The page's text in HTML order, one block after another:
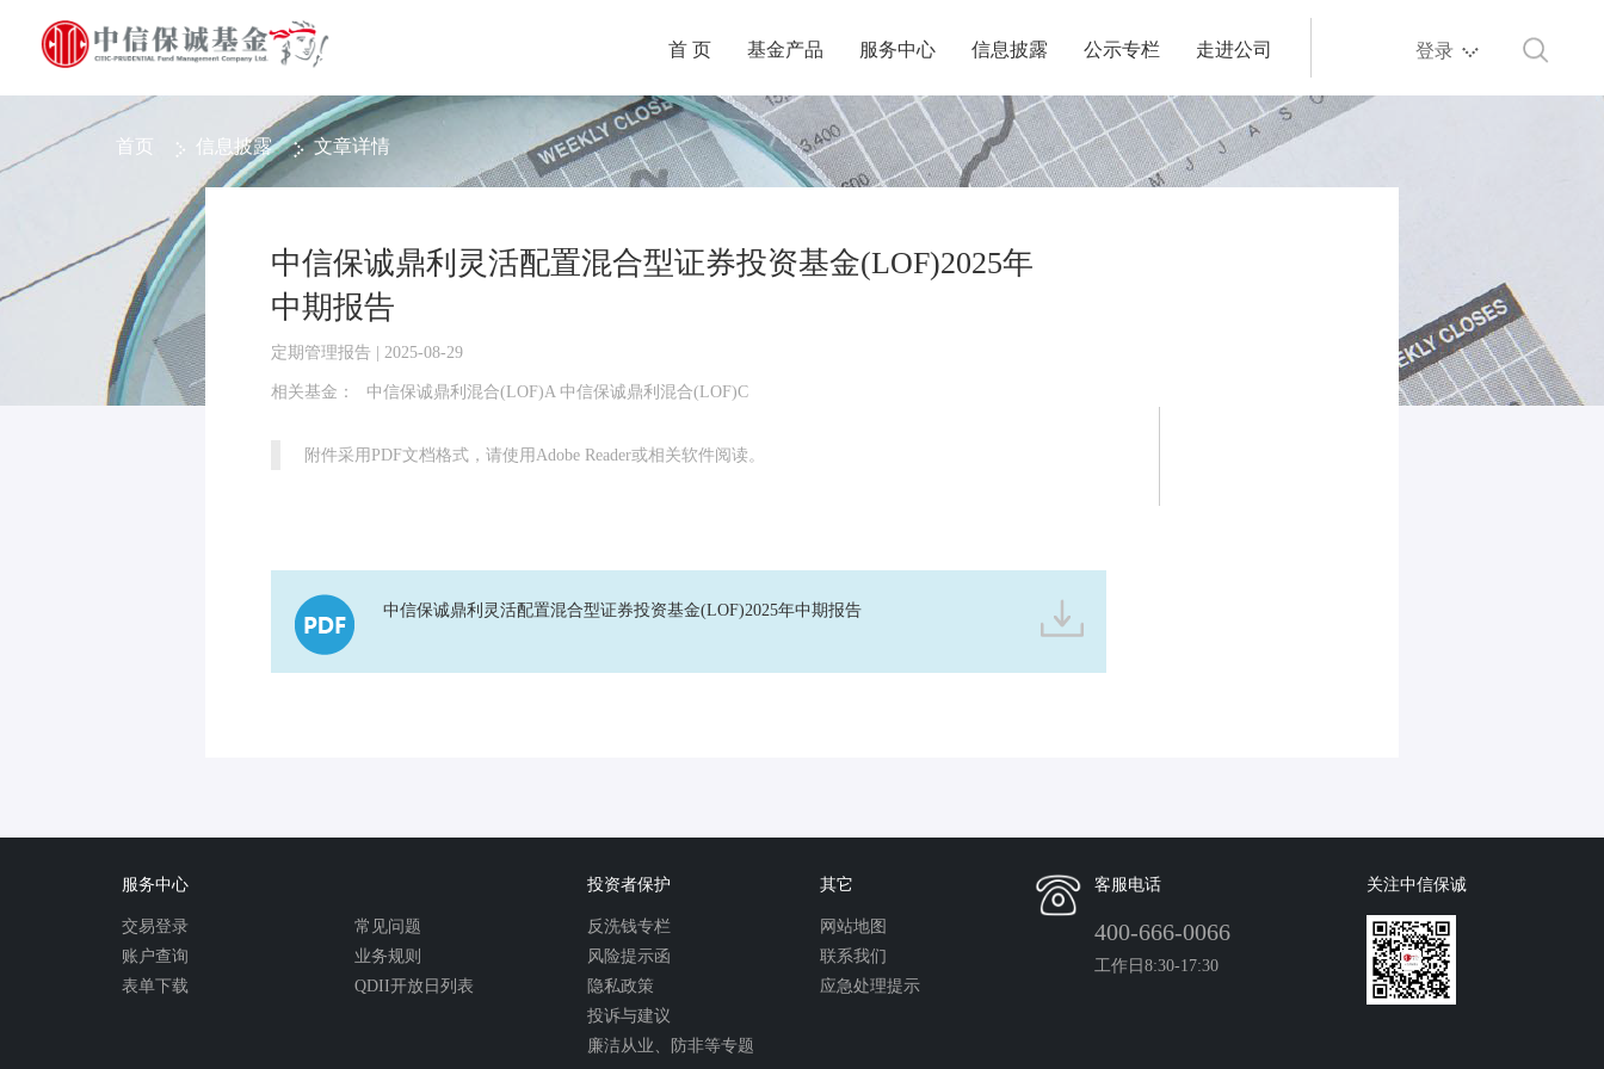
首 页 基金产品 服务中心 信息披露 公示专栏 走进公司 登录
首页 信息披露 文章详情
中信保诚鼎利灵活配置混合型证券投资基金(LOF)2025年
中期报告
定期管理报告 | 2025-08-29
相关基金： 中信保诚鼎利混合(LOF)A 中信保诚鼎利混合(LOF)C
附件采用PDF文档格式，请使用Adobe Reader或相关软件阅读。
中信保诚鼎利灵活配置混合型证券投资基金(LOF)2025年中期报告
服务中心
交易登录
账户查询
表单下载
常见问题
业务规则
QDII开放日列表
投资者保护
反洗钱专栏
风险提示函
隐私政策
投诉与建议
廉洁从业、防非等专题
其它
网站地图
联系我们
应急处理提示
客服电话
400-666-0066
工作日8:30-17:30
关注中信保诚